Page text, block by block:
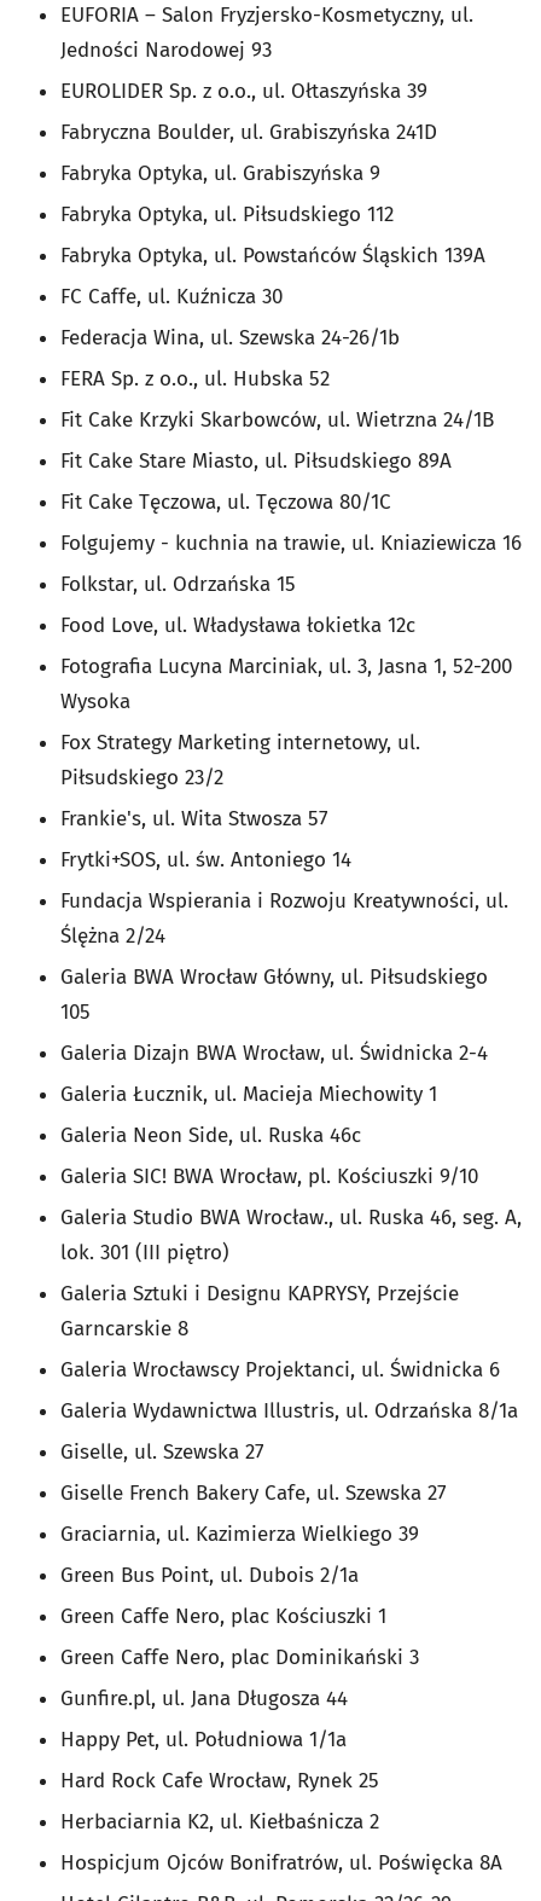
EUFORIA – Salon Fryzjersko-Kosmetyczny, ul.
Jedności Narodowej 93
EUROLIDER Sp. z o.o., ul. Ołtaszyńska 39
Fabryczna Boulder, ul. Grabiszyńska 241D
Fabryka Optyka, ul. Grabiszyńska 9
Fabryka Optyka, ul. Piłsudskiego 112
Fabryka Optyka, ul. Powstańców Śląskich 139A
FC Caffe, ul. Kuźnicza 30
Federacja Wina, ul. Szewska 24-26/1b
FERA Sp. z o.o., ul. Hubska 52
Fit Cake Krzyki Skarbowców, ul. Wietrzna 24/1B
Fit Cake Stare Miasto, ul. Piłsudskiego 89A
Fit Cake Tęczowa, ul. Tęczowa 80/1C
Folgujemy - kuchnia na trawie, ul. Kniaziewicza 16
Folkstar, ul. Odrzańska 15
Food Love, ul. Władysława łokietka 12c
Fotografia Lucyna Marciniak, ul. 3, Jasna 1, 52-200
Wysoka
Fox Strategy Marketing internetowy, ul.
Piłsudskiego 23/2
Frankie's, ul. Wita Stwosza 57
Frytki+SOS, ul. św. Antoniego 14
Fundacja Wspierania i Rozwoju Kreatywności, ul.
Ślężna 2/24
Galeria BWA Wrocław Główny, ul. Piłsudskiego
105
Galeria Dizajn BWA Wrocław, ul. Świdnicka 2-4
Galeria Łucznik, ul. Macieja Miechowity 1
Galeria Neon Side, ul. Ruska 46c
Galeria SIC! BWA Wrocław, pl. Kościuszki 9/10
Galeria Studio BWA Wrocław., ul. Ruska 46, seg. A,
lok. 301 (III piętro)
Galeria Sztuki i Designu KAPRYSY, Przejście
Garncarskie 8
Galeria Wrocławscy Projektanci, ul. Świdnicka 6
Galeria Wydawnictwa Illustris, ul. Odrzańska 8/1a
Giselle, ul. Szewska 27
Giselle French Bakery Cafe, ul. Szewska 27
Graciarnia, ul. Kazimierza Wielkiego 39
Green Bus Point, ul. Dubois 2/1a
Green Caffe Nero, plac Kościuszki 1
Green Caffe Nero, plac Dominikański 3
Gunfire.pl, ul. Jana Długosza 44
Happy Pet, ul. Południowa 1/1a
Hard Rock Cafe Wrocław, Rynek 25
Herbaciarnia K2, ul. Kiełbaśnicza 2
Hospicjum Ojców Bonifratrów, ul. Poświęcka 8A